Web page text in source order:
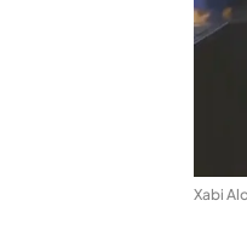
Xabi